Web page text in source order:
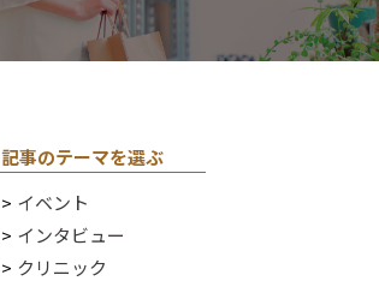
記事のテーマを選ぶ
イベント
インタビュー
クリニック